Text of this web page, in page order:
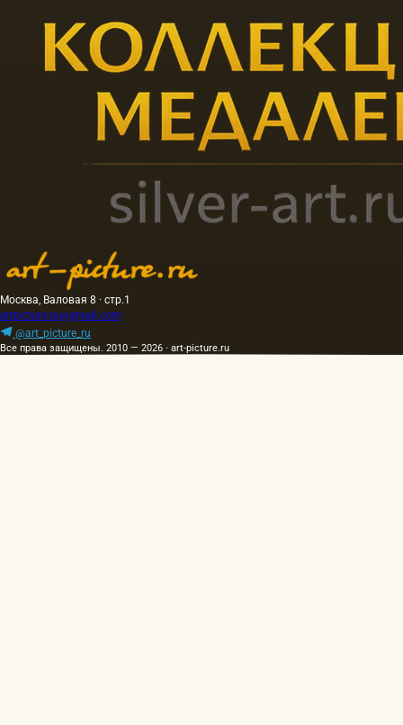
Москва, Валовая 8 · стр.1
artpicture.ru@gmail.com
@art_picture_ru
Все права защищены. 2010 — 2026 · art-picture.ru